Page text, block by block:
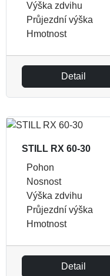
Výška zdvihu
Průjezdní výška
Hmotnost
Detail
STILL RX 60-30
Pohon
Nosnost
Výška zdvihu
Průjezdní výška
Hmotnost
Detail